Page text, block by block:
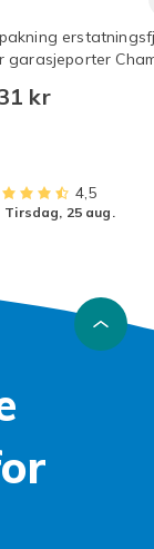
Mystery
garasjeporter
| ML500 |
kr
4,5
tirsdag, 25 aug.